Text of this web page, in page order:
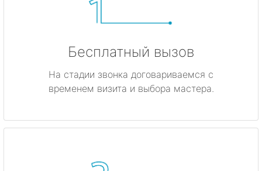
Бесплатный вызов
На стадии звонка договариваемся с
временем визита и выбора мастера.